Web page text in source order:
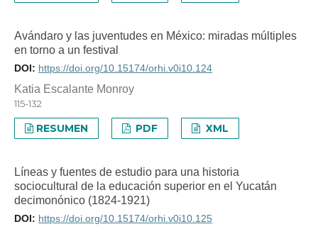
Avándaro y las juventudes en México: miradas múltiples
en torno a un festival
DOI: https://doi.org/10.15174/orhi.v0i10.124
Katia Escalante Monroy
115-132
RESUMEN PDF XML
Líneas y fuentes de estudio para una historia
sociocultural de la educación superior en el Yucatán
decimonónico (1824-1921)
DOI: https://doi.org/10.15174/orhi.v0i10.125